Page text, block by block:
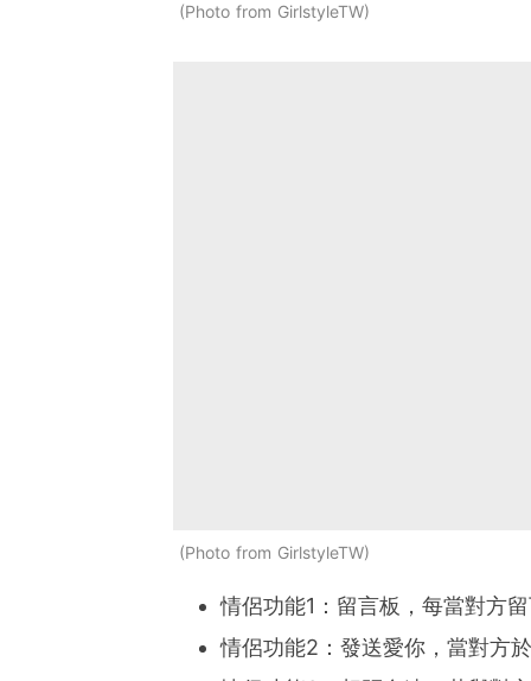
Photo from GirlstyleTW
Photo from GirlstyleTW
情侶功能1：留言板，每當對方
情侶功能2：發送愛你，當對方